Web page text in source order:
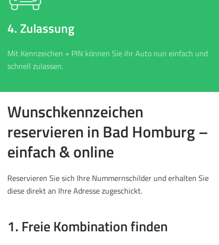
4. Zulassung
Mit Kennzeichen + PIN können Sie ihr Auto nun einfach und
schnell zulassen.
Wunschkennzeichen
reservieren in Bad Homburg –
einfach & online
Reservieren Sie sich Ihre Nummernschilder und erhalten Sie
diese direkt an Ihre Adresse zugeschickt.
1. Freie Kombination finden